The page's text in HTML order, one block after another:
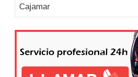
Cajamar